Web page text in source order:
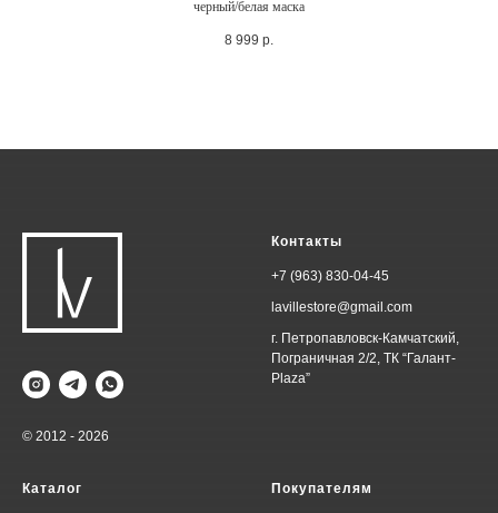
черный/белая маска
8 999 р.
© 2012 - 2026
Контакты
+7 (963) 830-04-45
lavillestore@gmail.com
г. Петропавловск-Камчатский,
Пограничная 2/2, ТК “Галант-
Plaza”
Каталог Покупателям